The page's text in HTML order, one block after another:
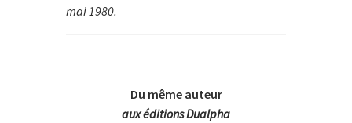
mai 1980.
Du même auteur
aux éditions Dualpha